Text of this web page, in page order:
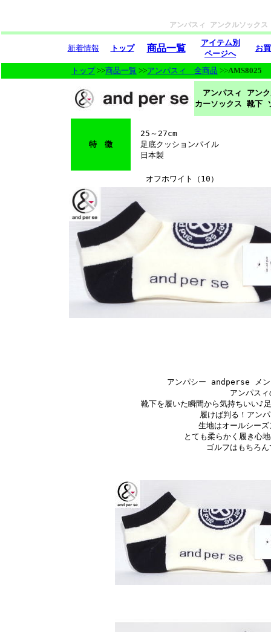
アンパスィ アンクルソック
新着情報 トップ 商品一覧
アイテム別
ページへ
お
トップ>>商品一覧 >>アンパスィ 全商品 >>AMS8025
アンパスィ アン
カーソックス 靴下
特 徴
25～27cm
足底クッションパイル
日本製
オフホワイト（10）
アンパシー andperse メ
アンパス
靴下を履いた瞬間から気持ちいい♪
履けば判る！アン
生地はオールシー
とても柔らかく履き心
ゴルフはもちろ